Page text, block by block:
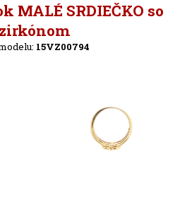
MALÉ SRDIEČKO so
zirkónom
15VZ00794